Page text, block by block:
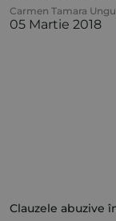
Carmen Tamara
05 Martie 2018
Clauzele abuzive